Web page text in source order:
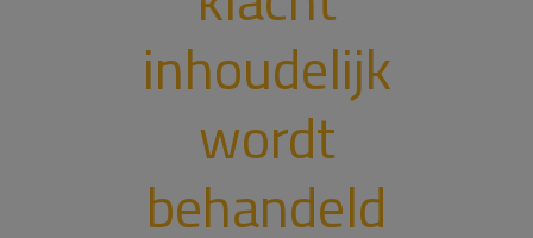
inhoudelijk
wordt
behandeld